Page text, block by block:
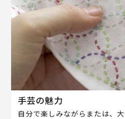
手芸の魅力
自分で楽しみながらまたは、